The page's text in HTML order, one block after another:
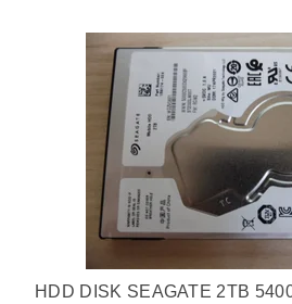
HDD DISK SEAGATE 2TB